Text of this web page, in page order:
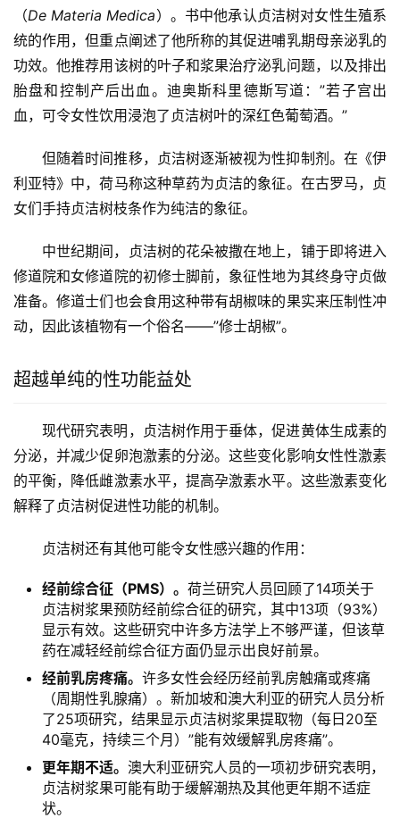
（De Materia Medica）。书中他承认贞洁树对女性生殖系
统的作用，但重点阐述了他所称的其促进哺乳期母亲泌乳的
功效。他推荐用该树的叶子和浆果治疗泌乳问题，以及排出
胎盘和控制产后出血。迪奥斯科里德斯写道：”若子宫出
血，可令女性饮用浸泡了贞洁树叶的深红色葡萄酒。”
但随着时间推移，贞洁树逐渐被视为性抑制剂。在《伊
利亚特》中，荷马称这种草药为贞洁的象征。在古罗马，贞
女们手持贞洁树枝条作为纯洁的象征。
中世纪期间，贞洁树的花朵被撒在地上，铺于即将进入
修道院和女修道院的初修士脚前，象征性地为其终身守贞做
准备。修道士们也会食用这种带有胡椒味的果实来压制性冲
动，因此该植物有一个俗名——”修士胡椒”。
超越单纯的性功能益处
现代研究表明，贞洁树作用于垂体，促进黄体生成素的
分泌，并减少促卵泡激素的分泌。这些变化影响女性性激素
的平衡，降低雌激素水平，提高孕激素水平。这些激素变化
解释了贞洁树促进性功能的机制。
贞洁树还有其他可能令女性感兴趣的作用：
经前综合征（PMS）。 荷兰研究人员回顾了14项关于
贞洁树浆果预防经前综合征的研究，其中13项（93%）
显示有效。这些研究中许多方法学上不够严谨，但该草
药在减轻经前综合征方面仍显示出良好前景。
经前乳房疼痛。 许多女性会经历经前乳房触痛或疼痛
（周期性乳腺痛）。新加坡和澳大利亚的研究人员分析
了25项研究，结果显示贞洁树浆果提取物（每日20至
40毫克，持续三个月）”能有效缓解乳房疼痛”。
更年期不适。 澳大利亚研究人员的一项初步研究表明，
贞洁树浆果可能有助于缓解潮热及其他更年期不适症
状。